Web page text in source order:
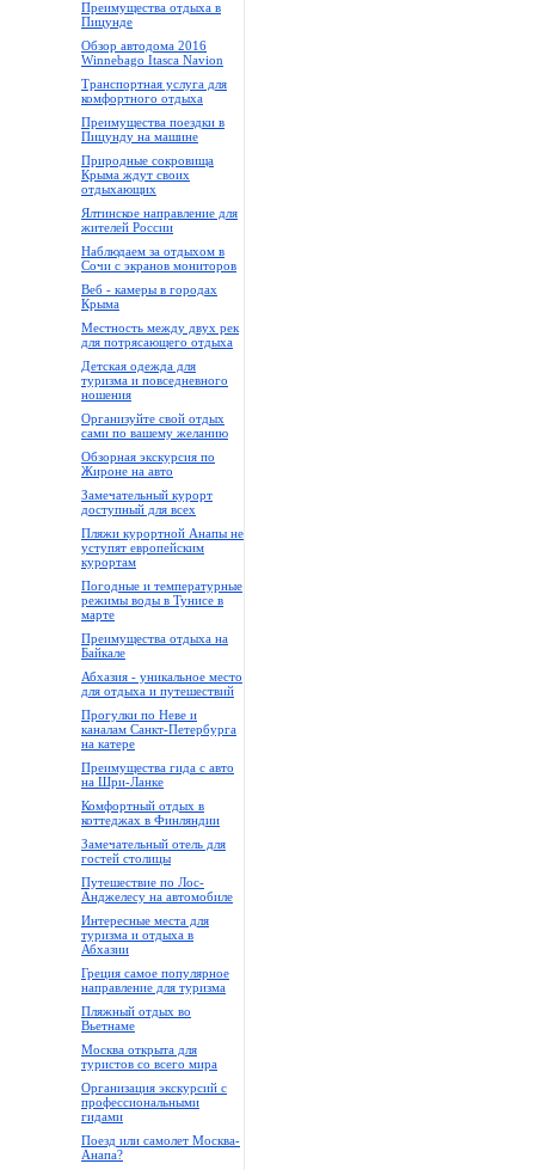
Преимущества отдыха в
Пицунде
Обзор автодома 2016
Winnebago Itasca Navion
Транспортная услуга для
комфортного отдыха
Преимущества поездки в
Пицунду на машине
Природные сокровища
Крыма ждут своих
отдыхающих
Ялтинское направление для
жителей России
Наблюдаем за отдыхом в
Сочи с экранов мониторов
Веб - камеры в городах
Крыма
Местность между двух рек
для потрясающего отдыха
Детская одежда для
туризма и повседневного
ношения
Организуйте свой отдых
сами по вашему желанию
Обзорная экскурсия по
Жироне на авто
Замечательный курорт
доступный для всех
Пляжи курортной Анапы не
уступят европейским
курортам
Погодные и температурные
режимы воды в Тунисе в
марте
Преимущества отдыха на
Байкале
Абхазия - уникальное место
для отдыха и путешествий
Прогулки по Неве и
каналам Санкт-Петербурга
на катере
Преимущества гида с авто
на Шри-Ланке
Комфортный отдых в
коттеджах в Финляндии
Замечательный отель для
гостей столицы
Путешествие по Лос-
Анджелесу на автомобиле
Интересные места для
туризма и отдыха в
Абхазии
Греция самое популярное
направление для туризма
Пляжный отдых во
Вьетнаме
Москва открыта для
туристов со всего мира
Организация экскурсий с
профессиональными
гидами
Поезд или самолет Москва-
Анапа?